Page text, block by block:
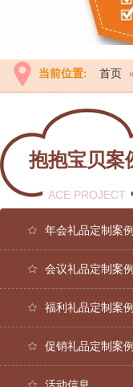
当前位置: 首页 »
抱抱宝贝案
ACE PROJECT
年会礼品定制案例
会议礼品定制案例
福利礼品定制案例
促销礼品定制案例